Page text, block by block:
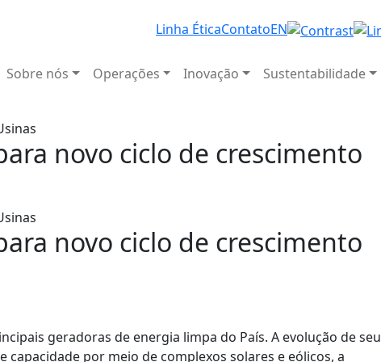
Linha ÉticaContatoEN
Sobre nós Operações Inovação Sustentabilidade
novo ciclo de crescimento
novo ciclo de crescimento
geradoras de energia limpa do País. A evolução de seu
capacidade por meio de complexos solares e eólicos, a